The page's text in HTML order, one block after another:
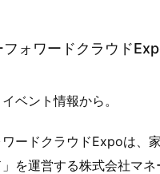
フォワードクラウド
ベント情報から。
ードクラウドExpoは、
を運営する株式会社マ